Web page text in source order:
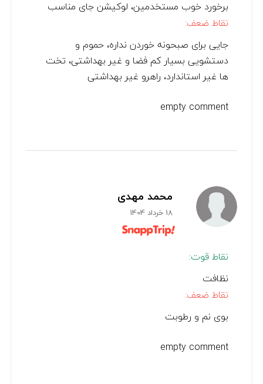
برخورد خوب مستخدمین، لوکیشن جای مناسب
نقاط ضعف:
جایی برای صبحونه خوردن نداره، حموم و
دستشویی بسیار کم فضا و غیر بهداشتی، تخت
ها غیر استاندارد، راهرو غیر بهداشتی
empty comment
محمد مهدی
18 خرداد 1404
نقاط قوت:
نظافت
نقاط ضعف:
بوی نم و رطوبت
empty comment